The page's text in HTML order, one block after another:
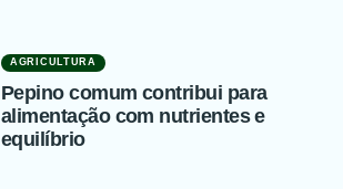
AGRICULTURA
Pepino comum contribui para
alimentação com nutrientes e
equilíbrio